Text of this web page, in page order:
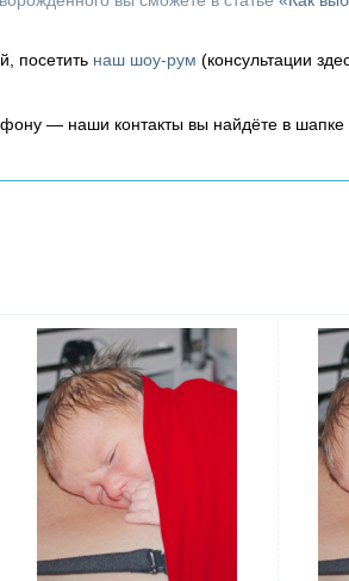
посетить наш шоу-рум (консультации
— наши контакты вы найдёте в шапке